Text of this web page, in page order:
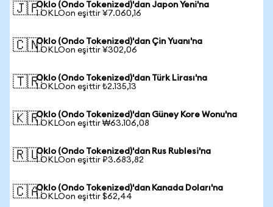
🇯🇵Oklo (Ondo Tokenized)'dan Japon Yeni'na
1 OKLOon eşittir ¥7.060,16
🇨🇳Oklo (Ondo Tokenized)'dan Çin Yuanı'na
1 OKLOon eşittir ¥302,06
🇹🇷Oklo (Ondo Tokenized)'dan Türk Lirası'na
1 OKLOon eşittir ₺2.135,13
🇰🇷Oklo (Ondo Tokenized)'dan Güney Kore Wonu'na
1 OKLOon eşittir ₩63.106,08
🇷🇺Oklo (Ondo Tokenized)'dan Rus Rublesi'na
1 OKLOon eşittir ₽3.683,82
🇨🇦Oklo (Ondo Tokenized)'dan Kanada Doları'na
1 OKLOon eşittir $62,44